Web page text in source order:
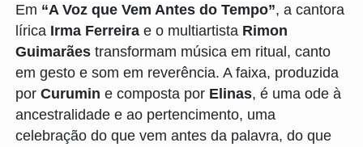
Em “A Voz que Vem Antes do Tempo”, a cantora
lírica Irma Ferreira e o multiartista Rimon
Guimarães transformam música em ritual, canto
em gesto e som em reverência. A faixa, produzida
por Curumin e composta por Elinas, é uma ode à
ancestralidade e ao pertencimento, uma
celebração do que vem antes da palavra, do que